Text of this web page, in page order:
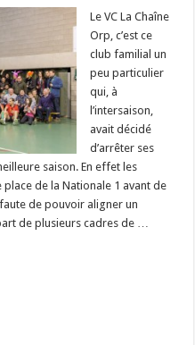
Le VC La Chaîne
Orp, c’est ce
club familial un
peu particulier
qui, à
l’intersaison,
avait décidé
d’arrêter ses
saison. En effet les
de la Nationale 1 avant de
de pouvoir aligner un
de plusieurs cadres de …